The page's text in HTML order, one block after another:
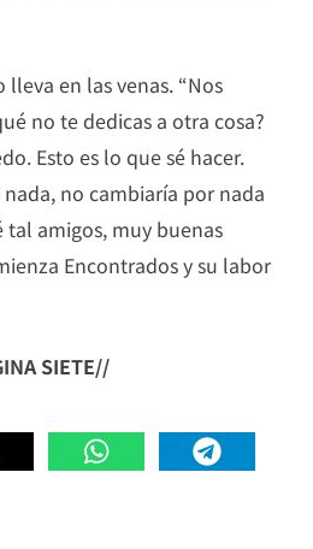
en las venas. “Nos
no te dedicas a otra cosa?
Esto es lo que sé hacer.
no cambiaría por nada
tal amigos, muy buenas
Encontrados y su labor
SIETE//